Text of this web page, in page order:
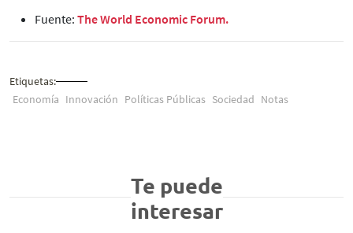
Fuente: The World Economic Forum.
Etiquetas:
Economía Innovación Políticas Públicas Sociedad Notas
Te puede
interesar